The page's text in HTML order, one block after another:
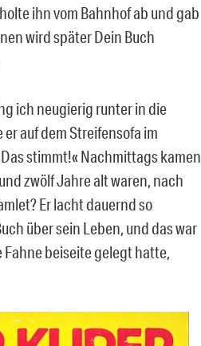
ihn vom Bahnhof ab und gab
wird später Dein Buch
ich neugierig runter in die
auf dem Streifensofa im
stimmt!« Nachmittags kamen
zwölf Jahre alt waren, nach
Er lacht dauernd so
über sein Leben, und das war
beiseite gelegt hatte,